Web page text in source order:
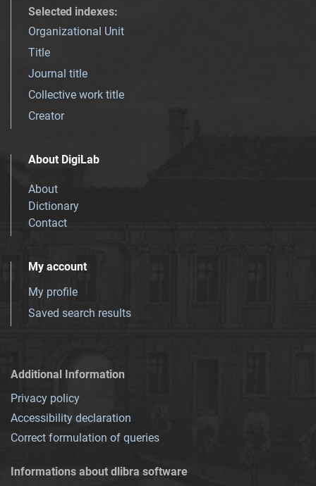
Selected indexes:
Organizational Unit
Title
Journal title
Collective work title
Creator
About DigiLab
About
Dictionary
Contact
My account
My profile
Saved search results
Additional Information
Privacy policy
Accessibility declaration
Correct formulation of queries
Informations about dlibra software